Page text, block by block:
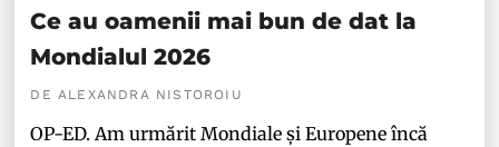
Ce au oamenii mai bun de dat la
Mondialul 2026
DE ALEXANDRA NISTOROIU
OP-ED. Am urmărit Mondiale și Europene încă